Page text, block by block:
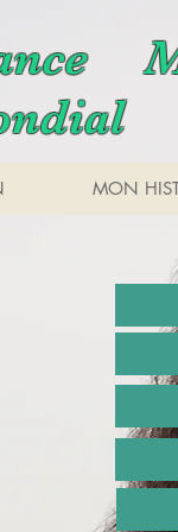
MON